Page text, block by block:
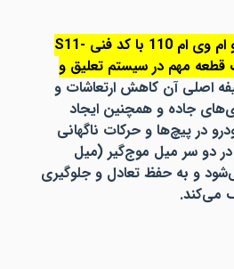
در خودرو ام وی ام 110 با کد فنی S11-
یک قطعه مهم در سیستم تعلیق و
اصلی آن کاهش ارتعاشات و
جاده و همچنین ایجاد
در پیچ‌ها و حرکات ناگهانی
در دو سر میل موج‌گیر (میل
و به حفظ تعادل و جلوگیری
می‌کند.